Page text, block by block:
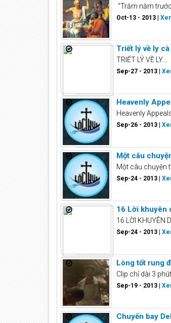
“Trăm năm
Oct-13 - 2013 |
Triết lý về ly
TRIẾT LÝ VỀ LY...
Sep-27 - 2013 |
Heavenly
Heavenly
Sep-26 - 2013 |
Một câu
Một câu chuyện
Sep-24 - 2013 |
16 Lời khuyên
16 LỜI KHUYÊN
Sep-24 - 2013 |
Lòng tốt rung
Clip chỉ dài 3
Sep-19 - 2013 |
Chuyến bay